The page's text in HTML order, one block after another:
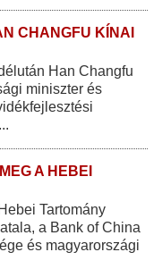
CHANGFU KÍNAI
Han Changfu
miniszter és
A HEBEI
Tartomány
a Bank of China
és magyarországi